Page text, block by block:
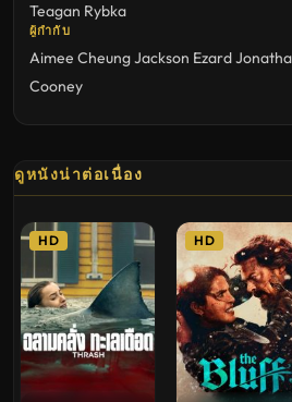
Teagan Rybka
ผู้กำกับ
Aimee CheungJackson Ezard
Cooney
ดูหนังน่าต่อเนื่อง
HD HD